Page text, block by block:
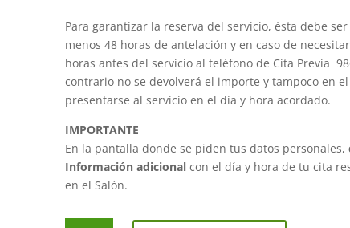
Para garantizar la reserva del servicio, ésta debe
menos 48 horas de antelación y en caso de
horas antes del servicio al teléfono de Cita Previa
contrario no se devolverá el importe y tampoco en
presentarse al servicio en el día y hora acordado.
IMPORTANTE
En la pantalla donde se piden tus datos personales,
Información adicional con el día y hora de tu cita
en el Salón.